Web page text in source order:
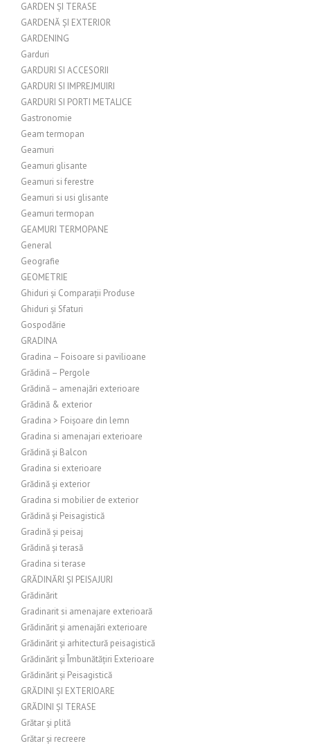
GARDEN ȘI TERASE
GARDENĂ ȘI EXTERIOR
GARDENING
Garduri
GARDURI SI ACCESORII
GARDURI SI IMPREJMUIRI
GARDURI SI PORTI METALICE
Gastronomie
Geam termopan
Geamuri
Geamuri glisante
Geamuri si ferestre
Geamuri si usi glisante
Geamuri termopan
GEAMURI TERMOPANE
General
Geografie
GEOMETRIE
Ghiduri și Comparații Produse
Ghiduri și Sfaturi
Gospodărie
GRADINA
Gradina – Foisoare si pavilioane
Grădină – Pergole
Grădină – amenajări exterioare
Grădină & exterior
Gradina > Foișoare din lemn
Gradina si amenajari exterioare
Grădină și Balcon
Gradina si exterioare
Grădină și exterior
Gradina si mobilier de exterior
Grădină și Peisagistică
Gradină și peisaj
Grădină și terasă
Gradina si terase
GRĂDINĂRI ȘI PEISAJURI
Grădinărit
Gradinarit si amenajare exterioară
Grădinărit și amenajări exterioare
Grădinărit și arhitectură peisagistică
Grădinărit și Îmbunătățiri Exterioare
Grădinărit și Peisagistică
GRĂDINI ȘI EXTERIOARE
GRĂDINI ȘI TERASE
Grătar și plită
Grătar și recreere